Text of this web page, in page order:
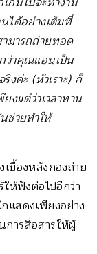
ได้อย่างเต็มที่
มารถถ่ายทอด
ว่าคุณแอนเป็น
งค่ะ (หัวเราะ) ก็
งแต่ว่าเวลาทาน
ช่วยทำให้
บื้องหลังกองถ่าย
ห้ฟังต่อไปอีกว่า
แสดงเพียงอย่าง
ารสื่อสารให้ผู้